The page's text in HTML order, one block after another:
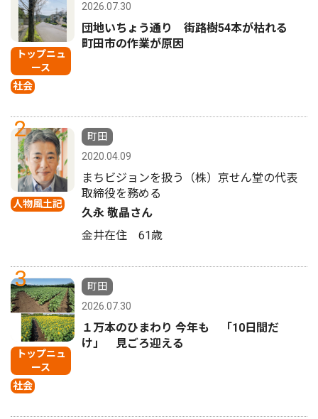
トップニュ
ース
社会
2026.07.30
団地いちょう通り 街路樹54本が枯れる
町田市の作業が原因
2
人物風土記
町田
2020.04.09
まちビジョンを扱う（株）京せん堂の代表
取締役を務める
久永 敬晶さん
金井在住 61歳
3
トップニュ
ース
社会
町田
2026.07.30
１万本のひまわり 今年も 「10日間だ
け」 見ごろ迎える